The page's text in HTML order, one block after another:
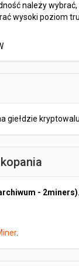
należy
wysoki poziom
giełdzie
- 2miners).
.